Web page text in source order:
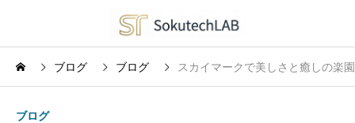
ブログ ブログ スカイマークで美しさと癒しの楽
ブログ